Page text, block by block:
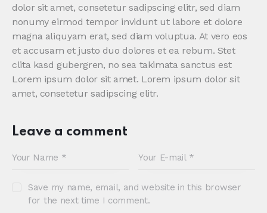
dolor sit amet, consetetur sadipscing elitr, sed diam
nonumy eirmod tempor invidunt ut labore et dolore
magna aliquyam erat, sed diam voluptua. At vero eos
et accusam et justo duo dolores et ea rebum. Stet
clita kasd gubergren, no sea takimata sanctus est
Lorem ipsum dolor sit amet. Lorem ipsum dolor sit
amet, consetetur sadipscing elitr.
Leave a comment
Save my name, email, and website in this browser
for the next time I comment.